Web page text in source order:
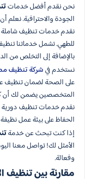
نحن نقدم أفضل خدمات
الجودة والاحترافية. نعلم
نقدم خدمات تنظيف شاملة
للطهي. تشمل خدماتنا
بالإضافة إلى التخلص من
نستخدم فيشركة تنظيف
على الصحة لضمان تنظيف
المتخصصين يضمن لك أن
نقدم خدمات تنظيف دورية
الحفاظ على بيئة عمل
إذا كنت تبحث عن خدمة
الأمثل لك! تواصل معنا
وفعالة.
مقارنة بين تنظيف